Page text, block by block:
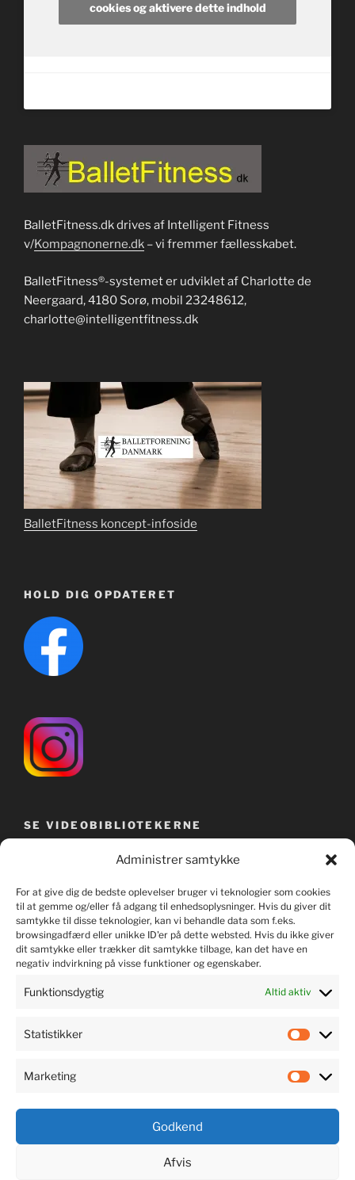
Administrer samtykke
For at give dig de bedste oplevelser bruger vi teknologier som cookies
til at gemme og/eller få adgang til enhedsoplysninger. Hvis du giver dit
samtykke til disse teknologier, kan vi behandle data som f.eks.
browsingadfærd eller unikke ID'er på dette websted. Hvis du ikke giver
dit samtykke eller trækker dit samtykke tilbage, kan det have en
negativ indvirkning på visse funktioner og egenskaber.
Funktionsdygtig Altid aktiv
Statistikker
Marketing
Godkend
Afvis
cookies og aktivere dette indhold
BalletFitness.dk drives af Intelligent Fitness
v/Kompagnonerne.dk – vi fremmer fællesskabet.
BalletFitness®-systemet er udviklet af Charlotte de
Neergaard, 4180 Sorø, mobil 23248612,
charlotte@intelligentfitness.dk
BalletFitness koncept-infoside
HOLD DIG OPDATERET
SE VIDEOBIBLIOTEKERNE